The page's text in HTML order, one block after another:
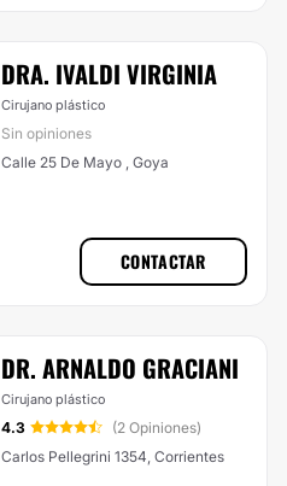
DRA. IVALDI VIRGINIA
Cirujano plástico
Sin opiniones
Calle 25 De Mayo , Goya
CONTACTAR
DR. ARNALDO GRACIANI
Cirujano plástico
4.3
(2 Opiniones)
Carlos Pellegrini 1354, Corrientes